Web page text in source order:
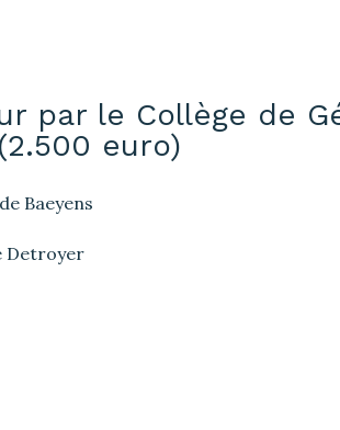
par le Collège de
euro)
Baeyens
Detroyer